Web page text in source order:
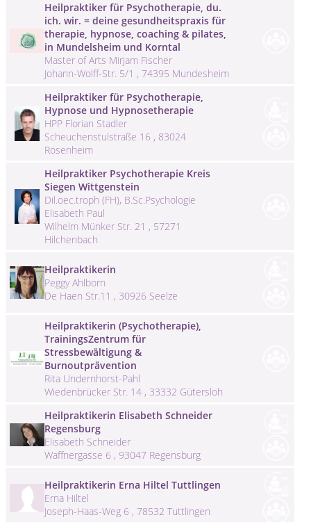
Heilpraktiker für Psychotherapie, du.
ich. wir. = deine gesundheitspraxis für
therapie, hypnose, coaching & pilates,
in Mundelsheim und Korntal
Master of Arts Mirjam Fischer
Johann-Wolff-Str. 5/1 , 74395 Mundesheim
Heilpraktiker für Psychotherapie,
Hypnose und Hypnosetherapie
HPP Florian Stadler
Scheuchenstulstraße 16 , 83024
Rosenheim
Heilpraktiker Psychotherapie Kreis
Siegen Wittgenstein
Dil.oec.troph (FH), B.Sc.Psychologie
Elisabeth Paul
Wilhelm Münker Str. 21 , 57271
Hilchenbach
Heilpraktikerin
Peggy Ahlborn
De Haen Str.11 , 30926 Seelze
Heilpraktikerin (Psychotherapie),
TrainingsZentrum für
Stressbewältigung &
Burnoutprävention
Rita Undernhorst-Pahl
Wiedenbrücker Str. 14 , 33332 Gütersloh
Heilpraktikerin Elisabeth Schneider
Regensburg
Elisabeth Schneider
Waffnergasse 6 , 93047 Regensburg
Heilpraktikerin Erna Hiltel Tuttlingen
Erna Hiltel
Joseph-Haas-Weg 6 , 78532 Tuttlingen